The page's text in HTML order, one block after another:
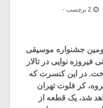
2 برچسب -
جشنواره موسیقی
نوایی در تالار
در این کنسرت که
کر فلوت تهران
شد، یک قطعه از